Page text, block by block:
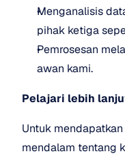
Menganalisis
pihak ketiga
Pemrosesan
awan kami.
Pelajari lebih
Untuk
mendalam tentang